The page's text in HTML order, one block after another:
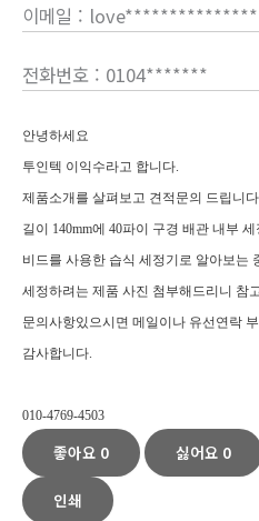
이메일 : love***************
전화번호 : 0104*******
안녕하세요
투인텍 이익수라고 합니다.
제품소개를 살펴보고 견적문의 드립니
길이 140mm에 40파이 구경 배관 내부
비드를 사용한 습식 세정기로 알아보는
세정하려는 제품 사진 첨부해드리니 참
문의사항있으시면 메일이나 유선연락
감사합니다.
010-4769-4503
좋아요 0 싫어요 0
인쇄